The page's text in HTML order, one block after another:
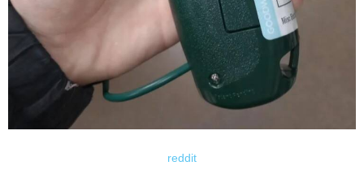
reddit